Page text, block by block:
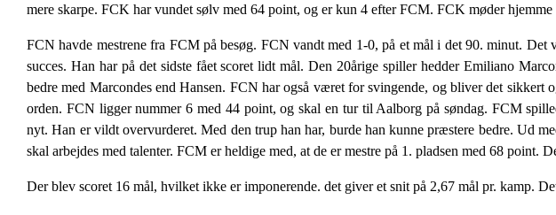
mere skarpe. FCK har vundet sølv med 64 point, og er kun 4 efter FCM. FCK møder
FCN havde mestrene fra FCM på besøg. FCN vandt med 1-0, på et mål i det 90. minut.
succes. Han har på det sidste fået scoret lidt mål. Den 20årige spiller hedder Emiliano
bedre med Marcondes end Hansen. FCN har også været for svingende, og bliver det
orden. FCN ligger nummer 6 med 44 point, og skal en tur til Aalborg på søndag. FCM
nyt. Han er vildt overvurderet. Med den trup han har, burde han kunne præstere bedre. Ud
skal arbejdes med talenter. FCM er heldige med, at de er mestre på 1. pladsen med 68 point.
Der blev scoret 16 mål, hvilket ikke er imponerende. det giver et snit på 2,67 mål pr. kamp.